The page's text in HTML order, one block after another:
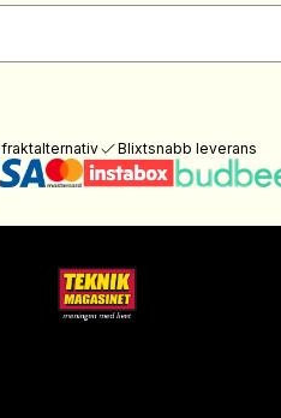
Blixtsnabb leverans